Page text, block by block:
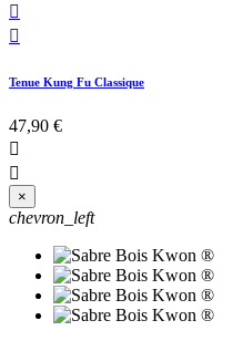


Tenue Kung Fu Classique
47,90 €


×
chevron_left